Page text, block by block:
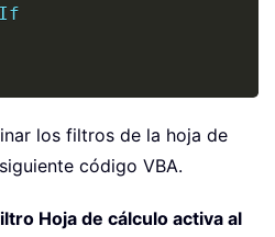
If
los filtros de la hoja de
código VBA.
Hoja de cálculo activa al